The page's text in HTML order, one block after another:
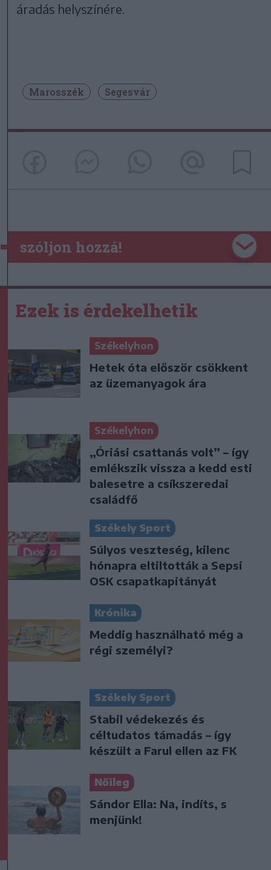
áradás helyszínére.
Marosszék Segesvár
szóljon hozzá!
Ezek is érdekelhetik
Székelyhon
Hetek óta először csökkent
az üzemanyagok ára
Székelyhon
„Óriási csattanás volt” – így
emlékszik vissza a kedd esti
balesetre a csíkszeredai
családfő
Székely Sport
Súlyos veszteség, kilenc
hónapra eltiltották a Sepsi
OSK csapatkapitányát
Krónika
Meddig használható még a
régi személyi?
Székely Sport
Stabil védekezés és
céltudatos támadás – így
készült a Farul ellen az FK
Nőileg
Sándor Ella: Na, indíts, s
menjünk!